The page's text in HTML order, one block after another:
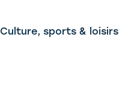
Culture, sports & loisirs